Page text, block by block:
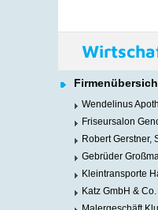
Wendelinus
Friseursalon
Robert Gerstner,
Gebrüder
Kleintransporte
Katz GmbH &